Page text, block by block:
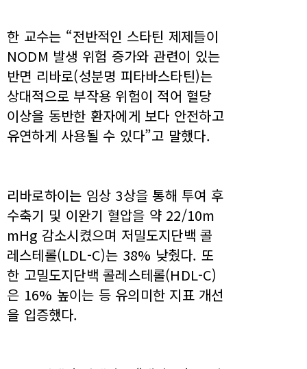
한 교수는 “전반적인 스타틴 제제들이
NODM 발생 위험 증가와 관련이 있는
반면 리바로(성분명 피타바스타틴)는
상대적으로 부작용 위험이 적어 혈당
이상을 동반한 환자에게 보다 안전하고
유연하게 사용될 수 있다”고 말했다.
리바로하이는 임상 3상을 통해 투여 후
수축기 및 이완기 혈압을 약 22/10m
mHg 감소시켰으며 저밀도지단백 콜
레스테롤(LDL-C)는 38% 낮췄다. 또
한 고밀도지단백 콜레스테롤(HDL-C)
은 16% 높이는 등 유의미한 지표 개선
을 입증했다.